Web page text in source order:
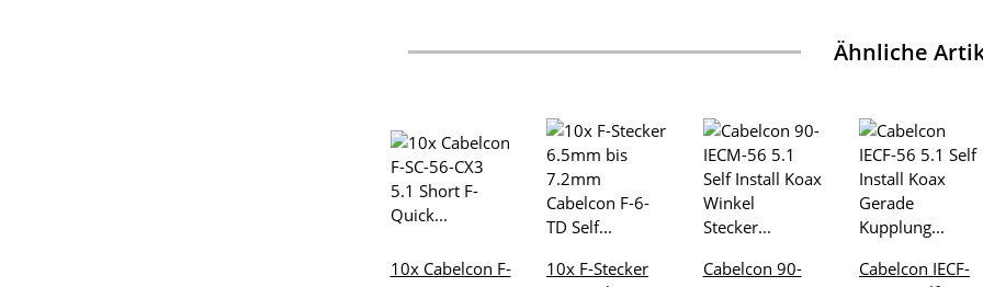
Ähnliche
10x Cabelcon F-
10x F-Stecker
Cabelcon 90-
Cabelcon IECF-